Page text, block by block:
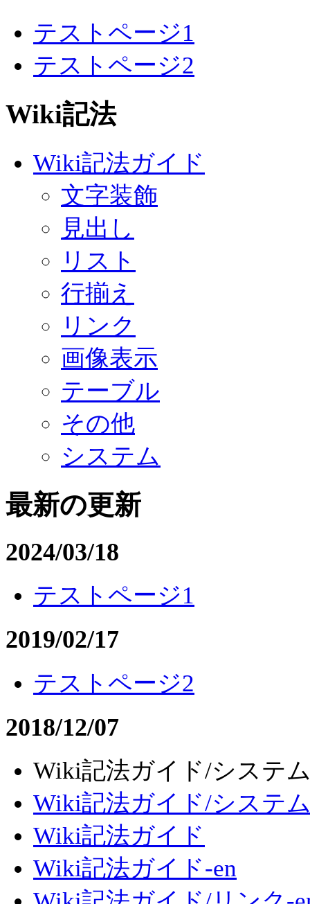
テストページ1
テストページ2
Wiki記法
Wiki記法ガイド
文字装飾
見出し
リスト
行揃え
リンク
画像表示
テーブル
その他
システム
最新の更新
2024/03/18
テストページ1
2019/02/17
テストページ2
2018/12/07
Wiki記法ガイド/システ
Wiki記法ガイド/システ
Wiki記法ガイド
Wiki記法ガイド-en